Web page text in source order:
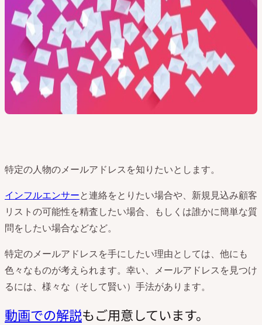
特定の人物のメールアドレスを知りたいとします。
インフルエンサーと連絡をとりたい場合や、新規見込み顧客
リストの可能性を精査したい場合、もしくは誰かに簡単な質
問をしたい場合などなど。
特定のメールアドレスを手にしたい理由としては、他にも
色々なものが考えられます。幸い、メールアドレスを見つけ
るには、様々な（そして賢い）手法があります。
動画での解説もご用意しています。